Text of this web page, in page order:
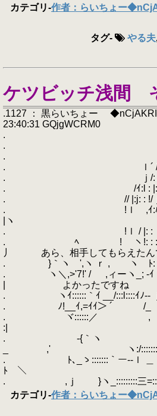
カテゴリ-作者：らいちょー
タグ- やる夫
ケツビッチ浅間
.1127 ： 黒らいちょー
23:40:31 GQjgWCRM0
.
. ＿
. _,, ィ´: : : :i:
. ｌ´ /: : ｨ: : : : ﾉ
. ｊ/: /:/: :, : :/: /:
. /ｲ:l : |: /_!ｲ: / : ;
. // |:j: : !/ｊュ､｀!:
. !ｌ ,ｲ:ﾊ: |ｲうｒ'
|ヽ
. !ｌ / |: : ヽ!￣
. ﾍ ! ヽ!: : :ゝ i´
丿 あら、相手してもらえたん
. }｀ヽ ',ヽ ｒ , ヽ ﾄ: : : :l ヽ
. ヽ＼,>'7!' / ,ィーヽ_; -ｲ｀
| よかったですね
. ヽｲ::::::｀ｲ __/:::l::::ｲﾉ-‐ ｊヽ,
. ﾉ!__ｲ,=ｲｲ＞ ´￣ ￣ /_ /
. ヾ::::::／ , ´ ｀
:|
. ゝ-{｀ヽ
_ ,' ヽ:/
. ﾄ､_ゝ:::::::｀ー--
ﾄ ＼
. ,ｊ }ヽ_:::::::::三=::::::
カテゴリ-作者：らいちょー